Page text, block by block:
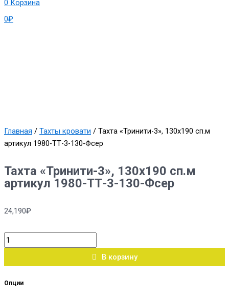
0₽
0 Корзина
Главная / Тахты кровати / Тахта «Тринити-3», 130х190 сп.м
артикул 1980-ТТ-3-130-Фсер
Тахта «Тринити-3», 130х190 сп.м
артикул 1980-ТТ-3-130-Фсер
24,190₽
В корзину
Опции